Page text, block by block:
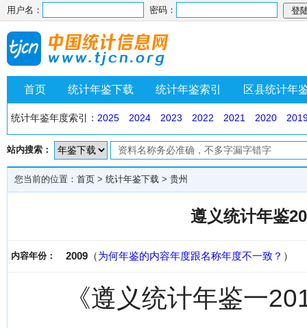
用户名： 密码：
首页 统计年鉴下载 统计年鉴索引 区县统计年
统计年鉴年度索引： 2025 2024 2023 2022 2021 2020
站内搜索：
您当前的位置： 首页 > 统计年鉴下载 > 贵州
遵义统计年鉴
内容年份： 2009 （为何年鉴的内容年度跟名称年度不一致？ ）
《遵义统计年鉴一